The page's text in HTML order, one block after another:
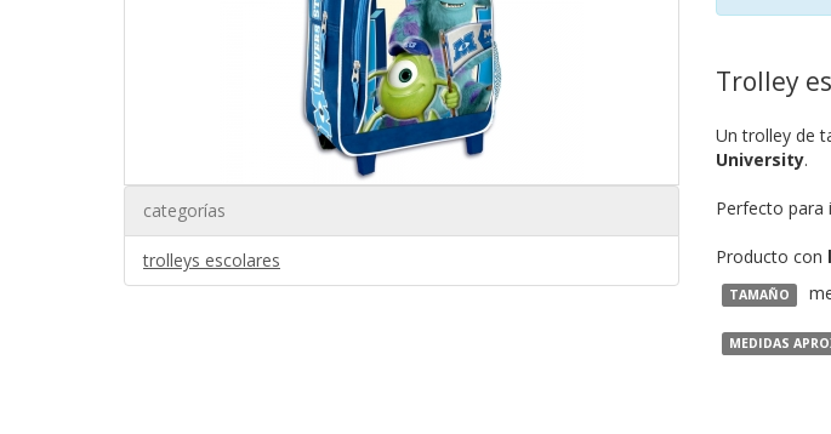
categorías
trolleys escolares
Trolley
Un trolley de
University.
Perfecto para
Producto con
TAMAÑO
MEDIDAS